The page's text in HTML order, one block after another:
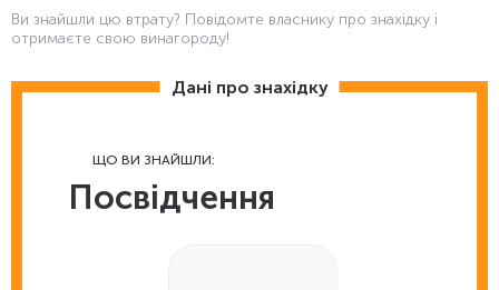
Ви знайшли цю втрату? Повідомте власнику про знахідку і
отримаєте свою винагороду!
Дані про знахідку
ЩО ВИ ЗНАЙШЛИ:
Посвідчення